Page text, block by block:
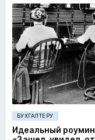
БУХГАЛТЕРУ
Идеальный